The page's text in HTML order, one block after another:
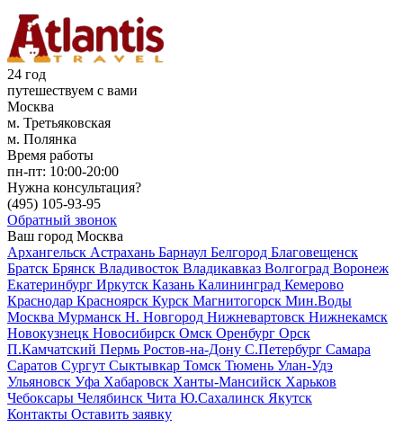
24 год
путешествуем с вами
Москва
м. Третьяковская
м. Полянка
Время работы
пн-пт: 10:00-20:00
Нужна консультация?
(495) 105-93-95
Обратный звонок
Ваш город Москва
Архангельск Астрахань Барнаул Белгород Благовещенск
Братск Брянск Владивосток Владикавказ Волгоград Воронеж
Екатеринбург Иркутск Казань Калининград Кемерово
Краснодар Красноярск Курск Магнитогорск Мин.Воды
Москва Мурманск Н. Новгород Нижневартовск Нижнекамск
Новокузнецк Новосибирск Омск Оренбург Орск
П.Камчатский Пермь Ростов-на-Дону С.Петербург Самара
Саратов Сургут Сыктывкар Томск Тюмень Улан-Удэ
Ульяновск Уфа Хабаровск Ханты-Мансийск Харьков
Чебоксары Челябинск Чита Ю.Сахалинск Якутск
Контакты Оставить заявку